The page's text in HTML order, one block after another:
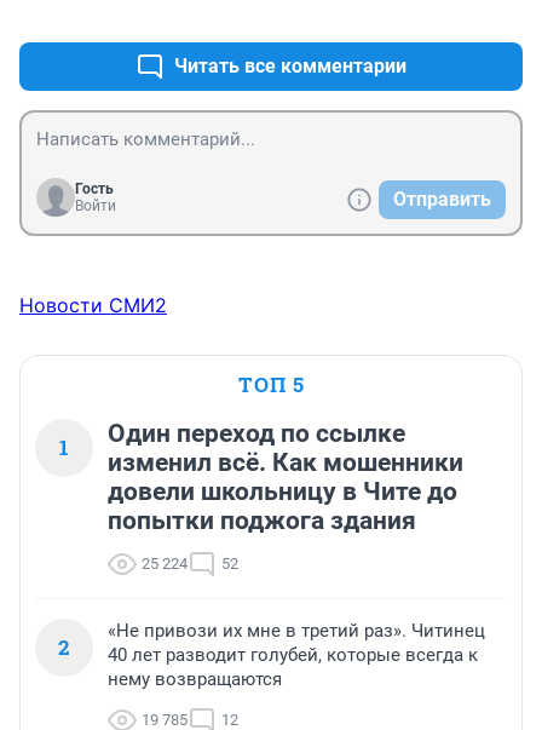
Читать все комментарии
Гость
Войти
Отправить
Новости СМИ2
ТОП 5
1
Один переход по ссылке
изменил всё. Как мошенники
довели школьницу в Чите до
попытки поджога здания
25 224 52
2
«Не привози их мне в третий раз». Читинец
40 лет разводит голубей, которые всегда к
нему возвращаются
19 785 12